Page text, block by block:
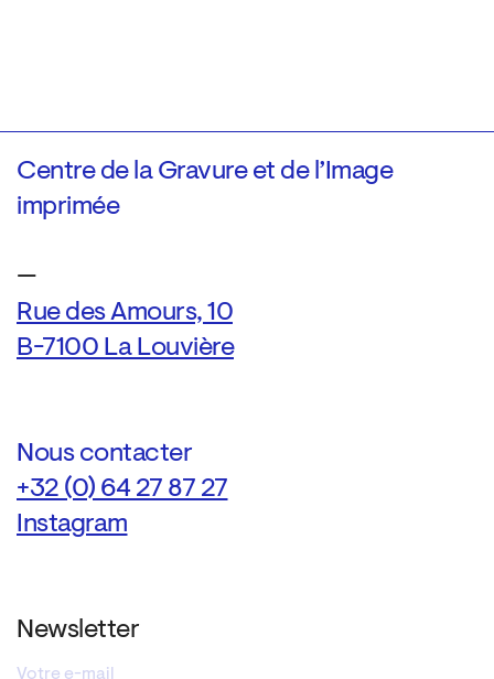
Centre de la Gravure et de l’Image
imprimée
—
Rue des Amours, 10
B-7100 La Louvière
Nous contacter
+32 (0) 64 27 87 27
Instagram
Newsletter